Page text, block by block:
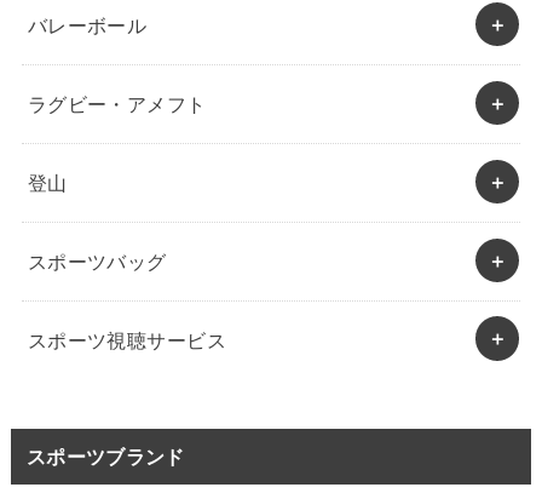
バレーボール
ラグビー・アメフト
登山
スポーツバッグ
スポーツ視聴サービス
スポーツブランド